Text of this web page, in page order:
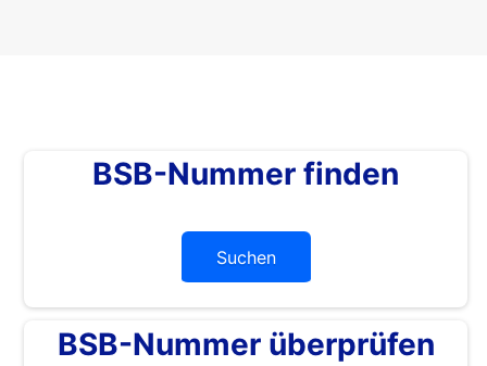
BSB-Nummer finden
Suchen
BSB-Nummer überprüfen